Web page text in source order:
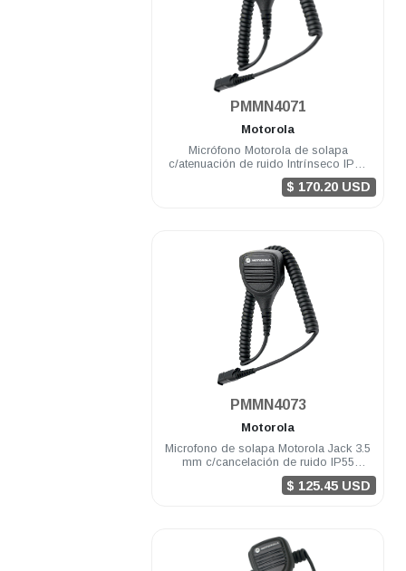
PMMN4071
Motorola
Micrófono Motorola de solapa
c/atenuación de ruido Intrínseco IP54
DEP500 R5 DGP8050 Elite
$ 170.20 USD
PMMN4073
Motorola
Microfono de solapa Motorola Jack 3.5
mm c/cancelación de ruido IP55
windporting DEP500 R5
$ 125.45 USD